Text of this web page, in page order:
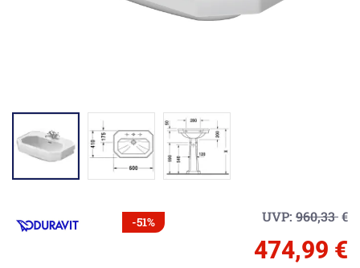
-51% UVP: 960,33€
474,99 €